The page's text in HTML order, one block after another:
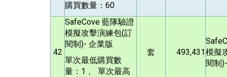
購買數量：60
42
SafeCove 藍隊驗證
模擬攻擊演練包(訂
閱制)- 企業版
單次最低購買數
量：1 、 單次最高
套 493,431 模擬
閱制